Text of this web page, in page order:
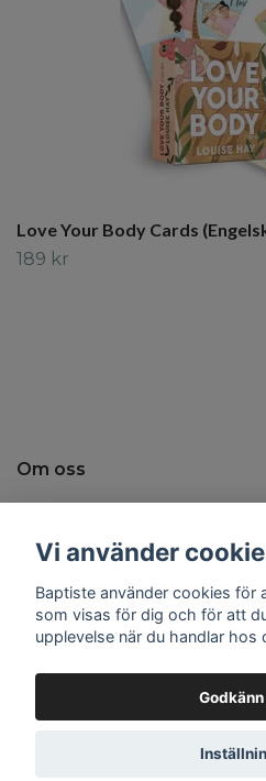
Love Your Body Cards
189 kr
Om oss
Sociala medier
© 2026
Vi använder
Baptiste använder cookies för
som visas för dig och för att
upplevelse när du handlar hos